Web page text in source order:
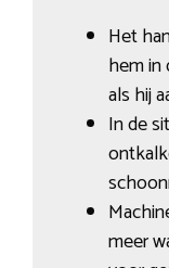
Het
hem in
als hij
In de
meer